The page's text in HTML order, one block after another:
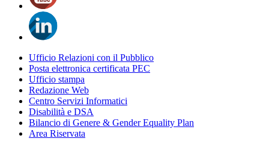
Ufficio Relazioni con il Pubblico
Posta elettronica certificata PEC
Ufficio stampa
Redazione Web
Centro Servizi Informatici
Disabilità e DSA
Bilancio di Genere & Gender Equality Plan
Area Riservata